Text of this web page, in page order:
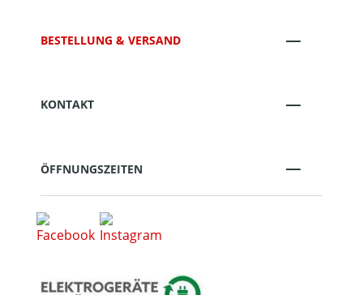
BESTELLUNG & VERSAND
KONTAKT
ÖFFNUNGSZEITEN